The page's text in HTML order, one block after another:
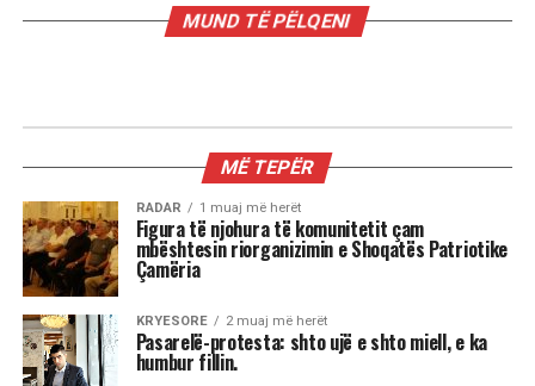
MUND TË PËLQENI
Mëngjes i shëndetshëm – Biskota
shtëpie të thjeshta me tërshërë